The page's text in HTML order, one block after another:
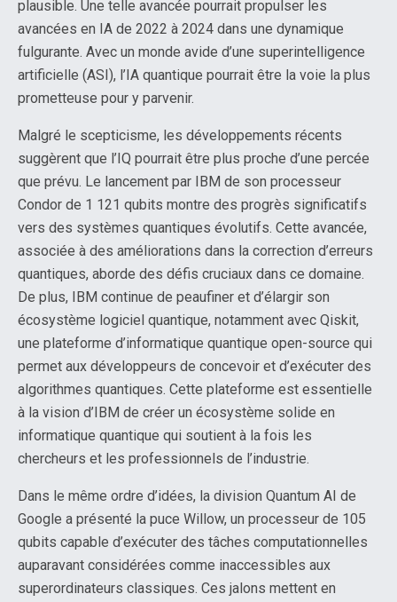
plausible. Une telle avancée pourrait propulser les
avancées en IA de 2022 à 2024 dans une dynamique
fulgurante. Avec un monde avide d’une superintelligence
artificielle (ASI), l’IA quantique pourrait être la voie la plus
prometteuse pour y parvenir.
Malgré le scepticisme, les développements récents
suggèrent que l’IQ pourrait être plus proche d’une percée
que prévu. Le lancement par IBM de son processeur
Condor de 1 121 qubits montre des progrès significatifs
vers des systèmes quantiques évolutifs. Cette avancée,
associée à des améliorations dans la correction d’erreurs
quantiques, aborde des défis cruciaux dans ce domaine.
De plus, IBM continue de peaufiner et d’élargir son
écosystème logiciel quantique, notamment avec Qiskit,
une plateforme d’informatique quantique open-source qui
permet aux développeurs de concevoir et d’exécuter des
algorithmes quantiques. Cette plateforme est essentielle
à la vision d’IBM de créer un écosystème solide en
informatique quantique qui soutient à la fois les
chercheurs et les professionnels de l’industrie.
Dans le même ordre d’idées, la division Quantum AI de
Google a présenté la puce Willow, un processeur de 105
qubits capable d’exécuter des tâches computationnelles
auparavant considérées comme inaccessibles aux
superordinateurs classiques. Ces jalons mettent en